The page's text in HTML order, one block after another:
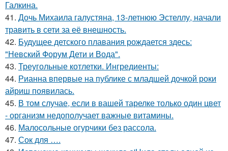
Галкина.
41. Дочь Михаила галустяна, 13-летнюю Эстеллу, начали
травить в сети за её внешность.
42. Будущее детского плавания рождается здесь:
"Невский Форум Дети и Вода".
43. Треугольные котлетки. Ингредиенты:
44. Рианна впервые на публике с младшей дочкой роки
айриш появилась.
45. В том случае, если в вашей тарелке только один цвет
- организм недополучает важные витамины.
46. Малосольные огурчики без рассола.
47. Сок для ….